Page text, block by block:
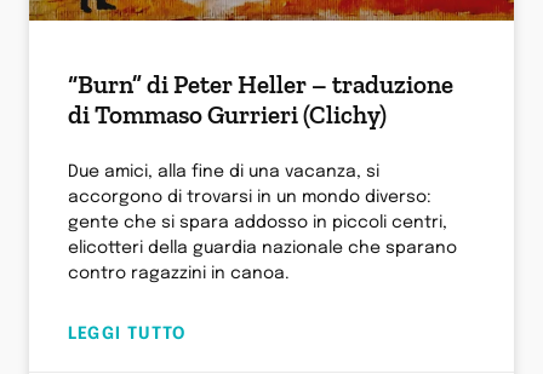
“Burn” di Peter Heller – traduzione
di Tommaso Gurrieri (Clichy)
Due amici, alla fine di una vacanza, si
accorgono di trovarsi in un mondo diverso:
gente che si spara addosso in piccoli centri,
elicotteri della guardia nazionale che sparano
contro ragazzini in canoa.
LEGGI TUTTO